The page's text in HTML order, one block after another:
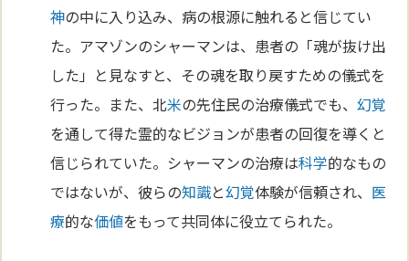
神の中に入り込み、病の根源に触れると信じてい
た。アマゾンのシャーマンは、患者の「魂が抜け出
した」と見なすと、その魂を取り戻すための儀式を
行った。また、北米の先住民の治療儀式でも、幻覚
を通して得た霊的なビジョンが患者の回復を導くと
信じられていた。シャーマンの治療は科学的なもの
ではないが、彼らの知識と幻覚体験が信頼され、 医
療的な価値をもって共同体に役立てられた。